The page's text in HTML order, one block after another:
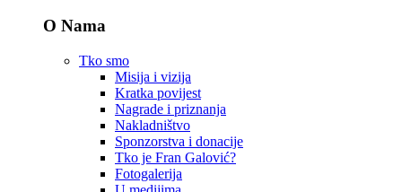
O Nama
Tko smo
Misija i vizija
Kratka povijest
Nagrade i priznanja
Nakladništvo
Sponzorstva i donacije
Tko je Fran Galović?
Fotogalerija